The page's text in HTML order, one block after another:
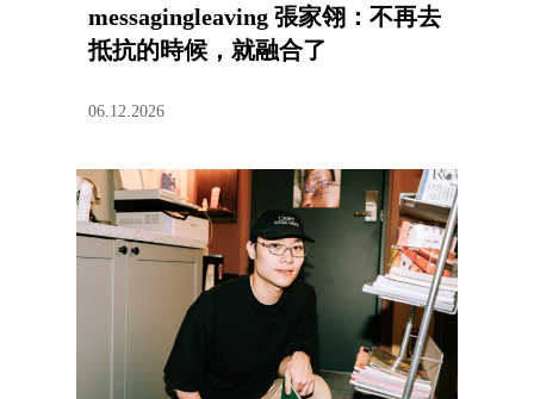
messagingleaving 張家翎：不再去
抵抗的時候，就融合了
06.12.2026